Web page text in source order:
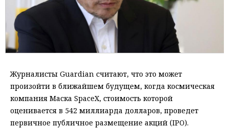
Журналисты Guardian считают, что это может
произойти в ближайшем будущем, когда космическая
компания Маска SpaceX, стоимость которой
оценивается в 542 миллиарда долларов, проведет
первичное публичное размещение акций (IPO).